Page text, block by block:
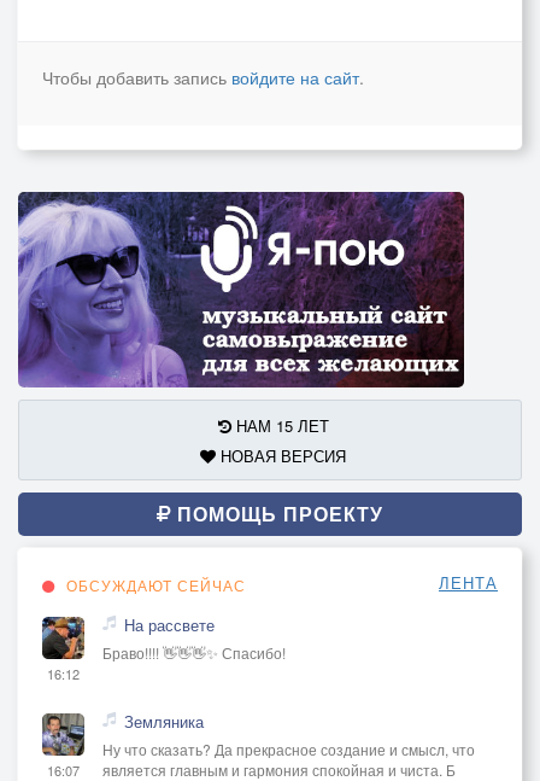
Чтобы добавить запись войдите на сайт.
НАМ 15 ЛЕТ
НОВАЯ ВЕРСИЯ
ПОМОЩЬ ПРОЕКТУ
ОБСУЖДАЮТ СЕЙЧАС ЛЕНТА
16:12
На рассвете
Браво!!!! 👋👋👋✨ Спасибо!
16:07
Земляника
Ну что сказать? Да прекрасное создание и смысл, что
является главным и гармония спокойная и чиста. Б